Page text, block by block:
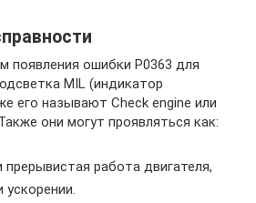
появления ошибки P0363 для
MIL (индикатор
его называют Check engine или
они могут проявляться как:
прерывистая работа двигателя,